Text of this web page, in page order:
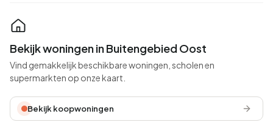
Bekijk woningen in Buitengebied Oost
Vind gemakkelijk beschikbare woningen, scholen en
supermarkten op onze kaart.
Bekijk koopwoningen